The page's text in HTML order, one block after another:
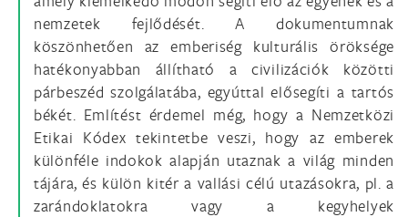
nemzetek fejlődését. A dokumentumnak
köszönhetően az emberiség kulturális öröksége
hatékonyabban állítható a civilizációk közötti
párbeszéd szolgálatába, egyúttal elősegíti a tartós
békét. Említést érdemel még, hogy a Nemzetközi
Etikai Kódex tekintetbe veszi, hogy az emberek
különféle indokok alapján utaznak a világ minden
tájára, és külön kitér a vallási célú utazásokra, pl. a
zarándoklatokra vagy a kegyhelyek